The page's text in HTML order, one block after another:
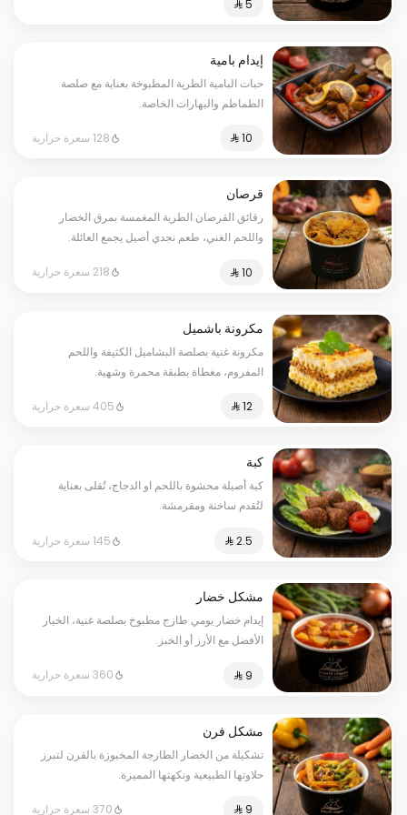
إيدام بامية
حبات البامية الطرية المطبوخة بعناية مع صلصة
الطماطم والبهارات الخاصة.
128 سعرة حرارية
قرصان
رقائق القرصان الطرية المغمسة بمرق الخضار
واللحم الغني، طعم نجدي أصيل يجمع العائلة.
218 سعرة حرارية
مكرونة باشميل
مكرونة غنية بصلصة البشاميل الكثيفة واللحم
المفروم، مغطاة بطبقة محمرة وشهية.
⁨⁦‪‬ 12⁩ 405 سعرة حرارية
كبة
كبة أصيلة محشوة باللحم او الدجاج، تُقلى بعناية
لتُقدم ساخنة ومقرمشة.
145 سعرة حرارية
مشكل خضار
إيدام خضار يومي طازج مطبوخ بصلصة غنية، الخيار
الأفضل مع الأرز أو الخبز.
360 سعرة حرارية
مشكل فرن
تشكيلة من الخضار الطازجة المخبوزة بالفرن لتبرز
حلاوتها الطبيعية ونكهتها المميزة.
370 سعرة حرارية